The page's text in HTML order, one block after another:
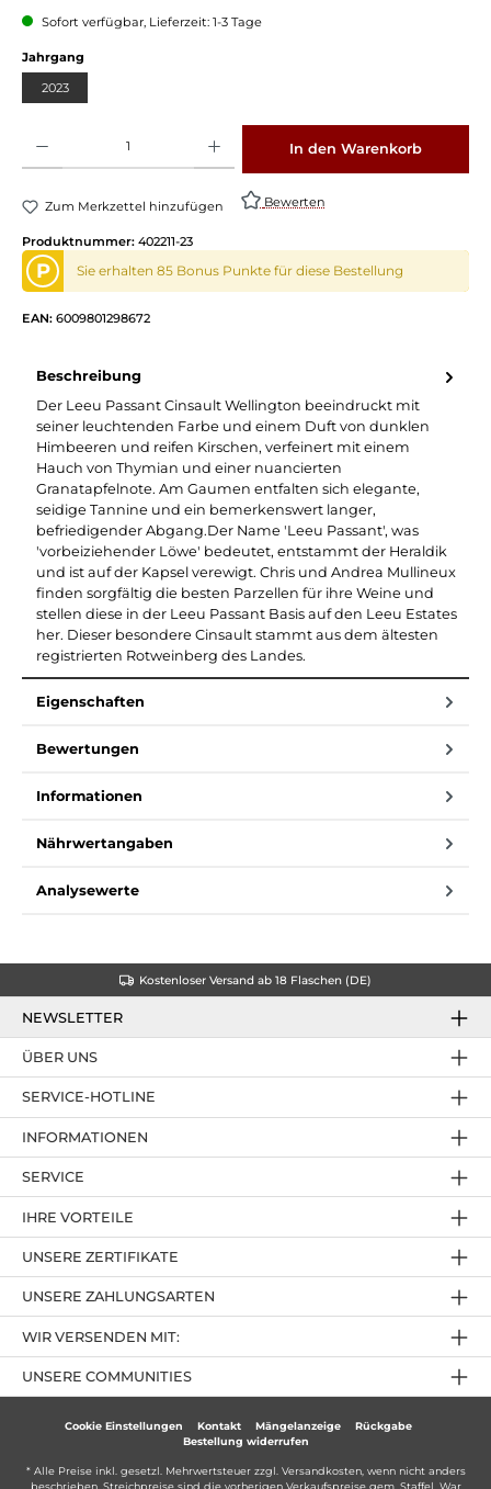
Sofort verfügbar, Lieferzeit: 1-3 Tage
Jahrgang
2023
In den Warenkorb
Zum Merkzettel hinzufügen Bewerten
Produktnummer: 402211-23
P Sie erhalten 85 Bonus Punkte für diese Bestellung
EAN: 6009801298672
Beschreibung
Der Leeu Passant Cinsault Wellington beeindruckt mit
seiner leuchtenden Farbe und einem Duft von dunklen
Himbeeren und reifen Kirschen, verfeinert mit einem
Hauch von Thymian und einer nuancierten
Granatapfelnote. Am Gaumen entfalten sich elegante,
seidige Tannine und ein bemerkenswert langer,
befriedigender Abgang.Der Name 'Leeu Passant', was
'vorbeiziehender Löwe' bedeutet, entstammt der Heraldik
und ist auf der Kapsel verewigt. Chris und Andrea Mullineux
finden sorgfältig die besten Parzellen für ihre Weine und
stellen diese in der Leeu Passant Basis auf den Leeu Estates
her. Dieser besondere Cinsault stammt aus dem ältesten
registrierten Rotweinberg des Landes.
Eigenschaften
Bewertungen
Informationen
Nährwertangaben
Analysewerte
Kostenloser Versand ab 18 Flaschen (DE)
NEWSLETTER
SERVICE-HOTLINE
IHRE VORTEILE
UNSERE ZAHLUNGSARTEN
ÜBER UNS
UNSERE ZERTIFIKATE
INFORMATIONEN
SERVICE
UNSERE COMMUNITIES
WIR VERSENDEN MIT:
Cookie Einstellungen Kontakt Mängelanzeige
Rückgabe
Bestellung widerrufen
* Alle Preise inkl. gesetzl. Mehrwertsteuer zzgl. Versandkosten, wenn nicht anders
beschrieben. Streichpreise sind die vorherigen Verkaufspreise gem. Staffel. War